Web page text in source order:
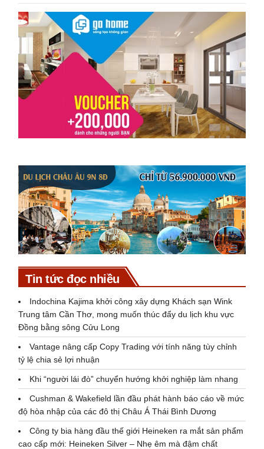
Tin tức đọc nhiều
Indochina Kajima khởi công xây dựng Khách sạn Wink
Trung tâm Cần Thơ, mong muốn thúc đẩy du lịch khu vực
Đồng bằng sông Cửu Long
Vantage nâng cấp Copy Trading với tính năng tùy chỉnh
tỷ lệ chia sẻ lợi nhuận
Khi “người lái đò” chuyển hướng khởi nghiệp làm nhang
Cushman & Wakefield lần đầu phát hành báo cáo về mức
độ hòa nhập của các đô thị Châu Á Thái Bình Dương
Công ty bia hàng đầu thế giới Heineken ra mắt sản phẩm
cao cấp mới: Heineken Silver – Nhẹ êm mà đậm chất